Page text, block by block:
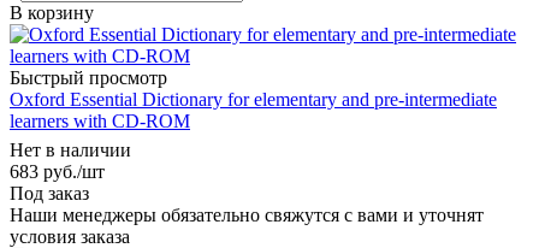
В корзину
Быстрый просмотр
Oxford Essential Dictionary for elementary and pre-intermediate
learners with CD-ROM
Нет в наличии
683 руб./шт
Под заказ
Наши менеджеры обязательно свяжутся с вами и уточнят
условия заказа